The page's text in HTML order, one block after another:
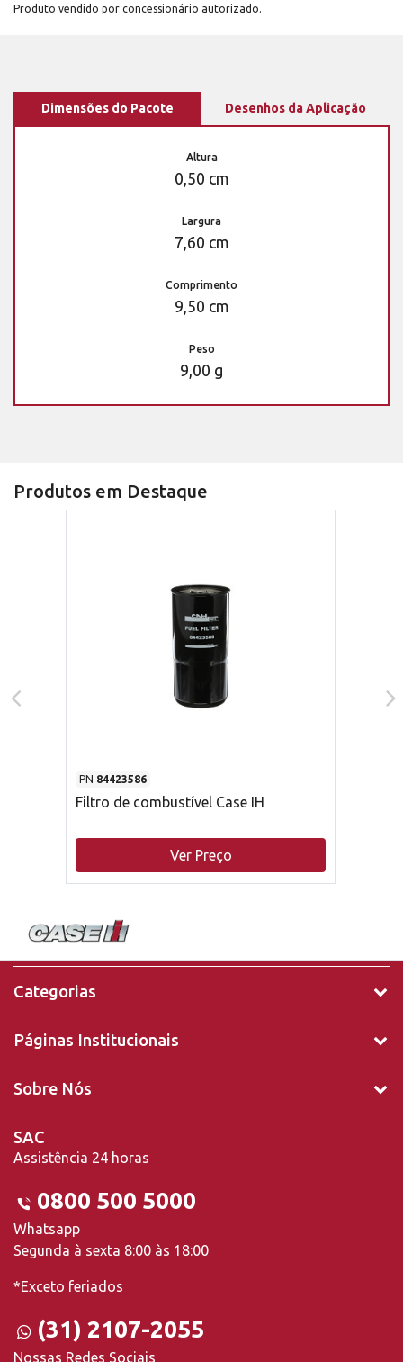
Produto vendido por concessionário autorizado.
Dimensões do Pacote Desenhos da Aplicação
Altura
0,50 cm
Largura
7,60 cm
Comprimento
9,50 cm
Peso
9,00 g
Produtos em Destaque
PN 84423586
Filtro de combustível Case IH
Ver Preço
Categorias
Páginas Institucionais
Sobre Nós
SAC
Assistência 24 horas
0800 500 5000
Whatsapp
Segunda à sexta 8:00 às 18:00
*Exceto feriados
(31) 2107-2055
Nossas Redes Sociais